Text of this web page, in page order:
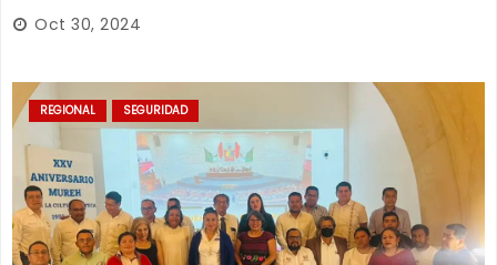
Oct 30, 2024
REGIONAL SEGURIDAD